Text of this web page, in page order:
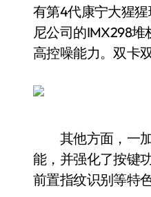
有第4代康宁大猩
尼公司的IMX298
高控噪能力。双卡
其他方面，一加
能，并强化了按键
前置指纹识别等特